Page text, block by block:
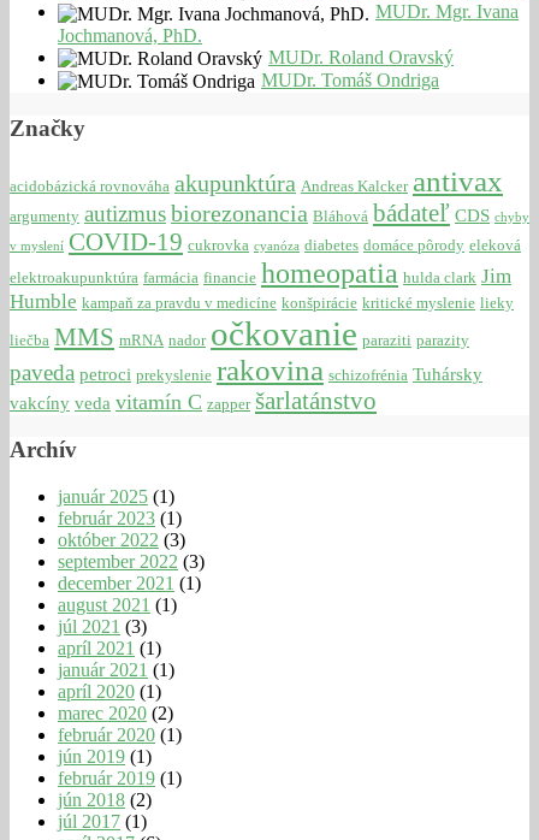
MUDr. Mgr. Ivana
Jochmanová, PhD.
MUDr. Roland Oravský
MUDr. Tomáš Ondriga
Značky
acidobázická rovnováha akupunktúra Andreas Kalcker antivax
argumenty autizmusbiorezonancia Bláhová bádateľ CDS chyby
v myslení COVID-19 cukrovka cyanóza diabetes domáce pôrody eleková
elektroakupunktúra farmácia financie homeopatia hulda clark Jim
Humble kampaň za pravdu v medicíne konšpirácie kritické myslenie lieky
liečba MMS mRNA nador očkovanie paraziti parazity
paveda petroci prekyslenie rakovina schizofrénia Tuhársky
vakcíny veda vitamín C zapper šarlatánstvo
Archív
január 2025 (1)
február 2023 (1)
október 2022 (3)
september 2022 (3)
december 2021 (1)
august 2021 (1)
júl 2021 (3)
apríl 2021 (1)
január 2021 (1)
apríl 2020 (1)
marec 2020 (2)
február 2020 (1)
jún 2019 (1)
február 2019 (1)
jún 2018 (2)
júl 2017 (1)